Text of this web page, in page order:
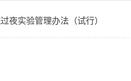
夜实验管理办法（试行）